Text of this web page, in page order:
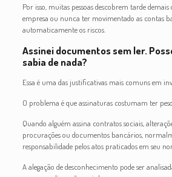
Por isso, muitas pessoas descobrem tarde
empresa ou nunca ter movimentado as contas
automaticamente os riscos.
Assinei documentos sem ler.
sabia de nada?
Essa é uma das justificativas mais comuns em
O problema é que assinaturas costumam ter
Quando alguém assina contratos sociais,
procurações ou documentos bancários,
responsabilidade pelos atos praticados em seu
A alegação de desconhecimento pode ser